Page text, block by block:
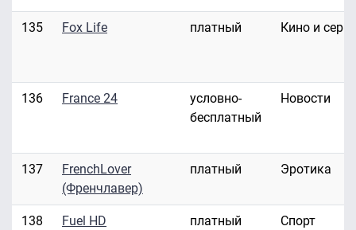
135 Fox Life платный Кино и
136 France 24
условно-
бесплатный
Новости
137
FrenchLover
(Френчлавер)
платный Эротика
138 Fuel HD платный Спорт